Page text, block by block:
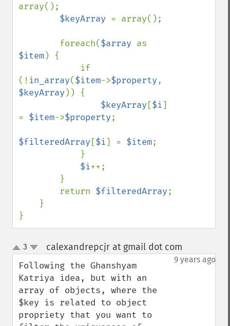
array();
$keyArray = array();
        foreach(
$array
$item) {
(! in_array($item->$property
$keyArray )) {
$keyArray [$i]
= $item->$property;
$filteredArray [$i] = $item;
$i++;
        return
$filteredArray;
}
up
down
3 calexandrepcjr at gmail dot com
9 years ago
Following the Ghanshyam
Katriya idea, but with an
array of objects, where the
$key is related to object
propriety that you want to